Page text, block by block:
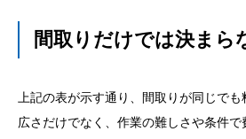
間取りだけでは決まら
上記の表が示す通り、間取りが同じで
広さだけでなく、作業の難しさや条件で